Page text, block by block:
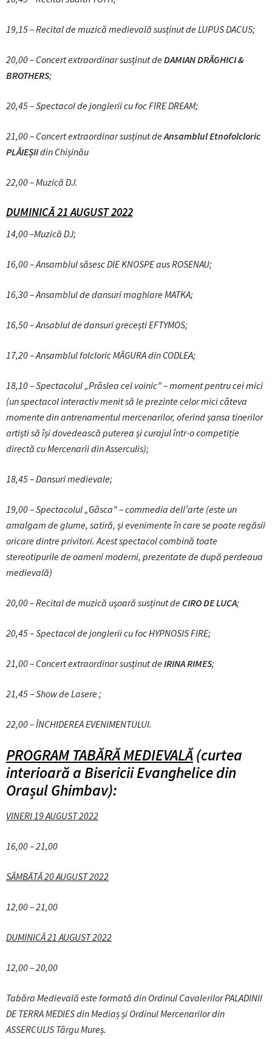
19,15 –Recital de muzică medievală susținut de LUPUS DACUS;
20,00 – Concert extraordinar susținut deDAMIAN DRĂGHICI &
BROTHERS;
20,45 – Spectacol de jonglerii cu foc FIRE DREAM;
21,00 – Concert extraordinar susținut deAnsamblul Etnofolcloric
PLĂIEȘIIdin Chișinău
22,00 – Muzică DJ.
DUMINICĂ 21 AUGUST 2022
14,00 –Muzică DJ;
16,00 – Ansamblul săsesc DIE KNOSPE aus ROSENAU;
16,30 – Ansamblul de dansuri maghiare MATKA;
16,50 – Ansablul de dansuri grecești EFTYMOS;
17,20 – Ansamblul folcloric MĂGURA din CODLEA;
18,10 – Spectacolul „Prâslea cel voinic” – moment pentru cei mici
(un spectacol interactiv menit să le prezinte celor mici câteva
momente din antrenamentul mercenarilor, oferind șansa tinerilor
artiști să își dovedească puterea și curajul într-o competiție
directă cu Mercenarii din Asserculis);
18,45 – Dansuri medievale;
19,00 – Spectacolul „Gâsca” – commedia dell’arte (este un
amalgam de glume, satiră, și evenimente în care se poate regăsii
oricare dintre privitori. Acest spectacol combină toate
stereotipurile de oameni moderni, prezentate de după perdeaua
medievală)
20,00 – Recital de muzică ușoară susținut de CIRO DE LUCA;
20,45 – Spectacol de jonglerii cu foc HYPNOSIS FIRE;
21,00 – Concert extraordinar susținut deIRINA RIMES;
21,45 – Show de Lasere ;
22,00 – ÎNCHIDEREA EVENIMENTULUI.
PROGRAM TABĂRĂ MEDIEVALĂ(curtea
interioară a BisericiiEvanghelice din
Orașul Ghimbav):
VINERI 19 AUGUST 2022
16,00 – 21,00
SÂMBĂTĂ 20 AUGUST 2022
12,00 – 21,00
DUMINICĂ 21 AUGUST 2022
12,00 – 20,00
Tabăra Medievală este formată din Ordinul Cavalerilor PALADINII
DE TERRA MEDIES din Mediaș și Ordinul Mercenarilor din
ASSERCULIS TârguMureș.